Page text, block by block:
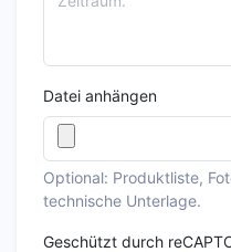
Datei anhängen
Optional: Produktliste,
technische Unterlage.
Geschützt durch